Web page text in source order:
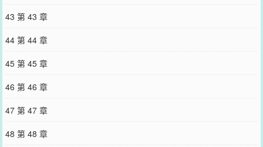
43 第 43 章
44 第 44 章
45 第 45 章
46 第 46 章
47 第 47 章
48 第 48 章